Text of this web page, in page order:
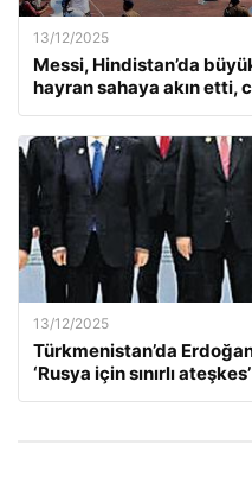
13/12/2025
Messi, Hindistan’da
hayran sahaya akın etti,
13/12/2025
Türkmenistan’da
‘Rusya için sınırlı